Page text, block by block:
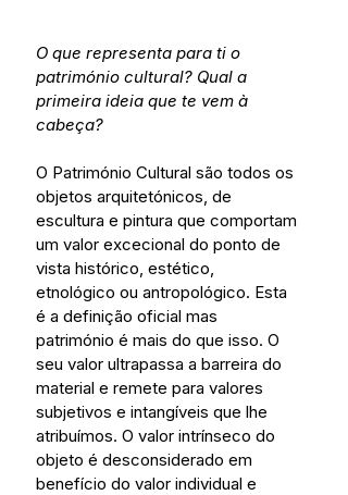
O que representa para ti o
património cultural? Qual a
primeira ideia que te vem à
cabeça?
O Património Cultural são todos os
objetos arquitetónicos, de
escultura e pintura que comportam
um valor excecional do ponto de
vista histórico, estético,
etnológico ou antropológico. Esta
é a definição oficial mas
património é mais do que isso. O
seu valor ultrapassa a barreira do
material e remete para valores
subjetivos e intangíveis que lhe
atribuímos. O valor intrínseco do
objeto é desconsiderado em
benefício do valor individual e